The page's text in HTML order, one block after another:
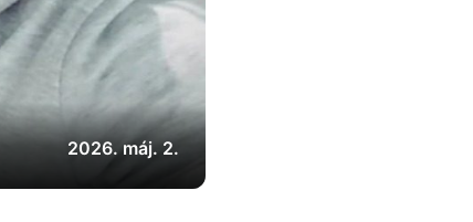
2026. máj. 2.